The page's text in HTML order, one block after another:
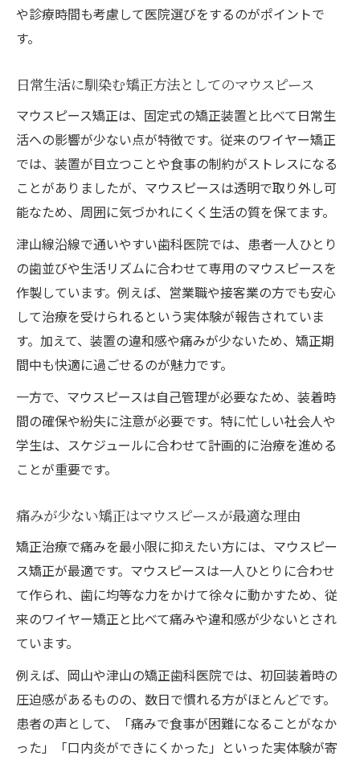
や診療時間も考慮して医院選びをするのがポイントで
す。
日常生活に馴染む矯正方法としてのマウスピース
マウスピース矯正は、固定式の矯正装置と比べて日常生
活への影響が少ない点が特徴です。従来のワイヤー矯正
では、装置が目立つことや食事の制約がストレスになる
ことがありましたが、マウスピースは透明で取り外し可
能なため、周囲に気づかれにくく生活の質を保てます。
津山線沿線で通いやすい歯科医院では、患者一人ひとり
の歯並びや生活リズムに合わせて専用のマウスピースを
作製しています。例えば、営業職や接客業の方でも安心
して治療を受けられるという実体験が報告されていま
す。加えて、装置の違和感や痛みが少ないため、矯正期
間中も快適に過ごせるのが魅力です。
一方で、マウスピースは自己管理が必要なため、装着時
間の確保や紛失に注意が必要です。特に忙しい社会人や
学生は、スケジュールに合わせて計画的に治療を進める
ことが重要です。
痛みが少ない矯正はマウスピースが最適な理由
矯正治療で痛みを最小限に抑えたい方には、マウスピー
ス矯正が最適です。マウスピースは一人ひとりに合わせ
て作られ、歯に均等な力をかけて徐々に動かすため、従
来のワイヤー矯正と比べて痛みや違和感が少ないとされ
ています。
例えば、岡山や津山の矯正歯科医院では、初回装着時の
圧迫感があるものの、数日で慣れる方がほとんどです。
患者の声として、「痛みで食事が困難になることがなか
った」「口内炎ができにくかった」といった実体験が寄